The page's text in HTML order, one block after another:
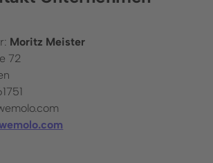
Moritz Meister
72